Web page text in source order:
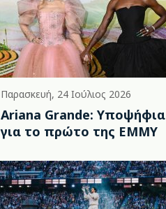
Παρασκευή, 24 Ιούλιος 2026
Ariana Grande: Υποψήφια
για το πρώτο της EMMY